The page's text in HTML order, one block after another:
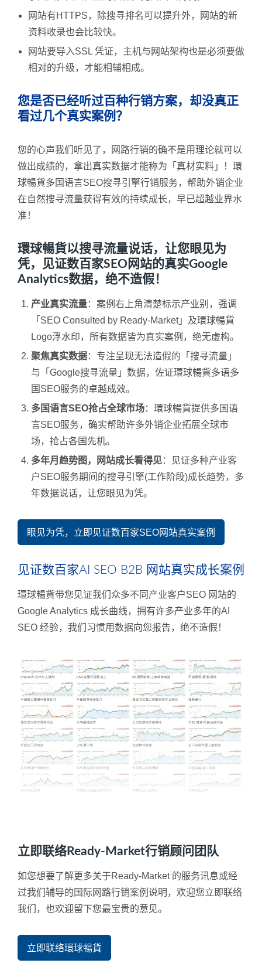
网站有HTTPS，除搜寻排名可以提升外，网站的新
资料收录也会比较快。
网站要导入SSL 凭证，主机与网站架构也是必须要做
相对的升级，才能相辅相成。
您是否已经听过百种行销方案，却没真正
看过几个真实案例？
您的心声我们听见了，网路行销的确不是用理论就可以
做出成绩的，拿出真实数据才能称为「真材实料」！環
球暢貨多国语言SEO搜寻引擎行销服务，帮助外销企业
在自然搜寻流量获得有效的持续成长，早已超越业界水
准！
環球暢貨以搜寻流量说话，让您眼见为
凭，见证数百家SEO网站的真实Google
Analytics数据，绝不造假！
产业真实流量：案例右上角清楚标示产业别，强调
「SEO Consulted by Ready-Market」及環球暢貨
Logo浮水印，所有数据皆为真实案例，绝无虚构。
聚焦真实数据：专注呈现无法造假的「搜寻流量」
与「Google搜寻流量」数据，佐证環球暢貨多语多
国SEO服务的卓越成效。
多国语言SEO抢占全球市场：環球暢貨提供多国语
言SEO服务，确实帮助许多外销企业拓展全球市
场，抢占各国先机。
多年月趋势图，网站成长看得见：见证多种产业客
户SEO服务期间的搜寻引擎(工作阶段)成长趋势，多
年数据说话，让您眼见为凭。
眼见为凭，立即见证数百家SEO网站真实案例
见证数百家AI SEO B2B 网站真实成长案例
環球暢貨带您见证我们众多不同产业客户SEO 网站的
Google Analytics 成长曲线，拥有许多产业多年的AI
SEO 经验，我们习惯用数据向您报告，绝不造假！
立即联络Ready-Market行销顾问团队
如您想要了解更多关于Ready-Market 的服务讯息或经
过我们辅导的国际网路行销案例说明，欢迎您立即联络
我们，也欢迎留下您最宝贵的意见。
立即联络環球暢貨